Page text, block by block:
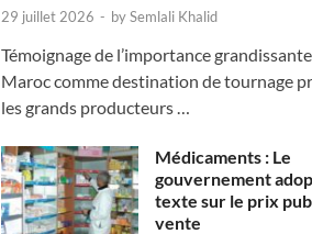
29 juillet 2026 - bySemlali Khalid
Témoignage de l’importance
Maroc comme destination de tournage
les grands producteurs …
Médicaments : Le
gouvernement
texte sur le prix
vente